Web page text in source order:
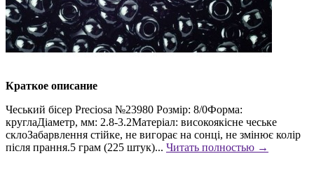
Краткое описание
Чеський бісер Preciosa №23980 Розмір: 8/0Форма:
круглаДіаметр, мм: 2.8-3.2Матеріал: високоякісне чеське
склоЗабарвлення стійке, не вигорає на сонці, не змінює колір
після прання.5 грам (225 штук)... Читать полностью →